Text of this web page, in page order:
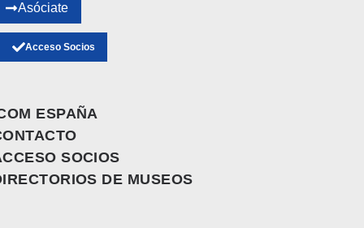
Asóciate
Acceso Socios
ESPAÑA
SOCIOS
DE MUSEOS